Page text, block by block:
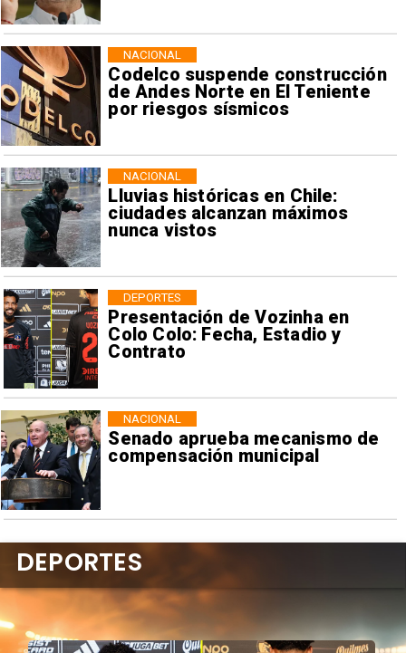
Codelco suspende construcción
de Andes Norte en El Teniente
por riesgos sísmicos
NACIONAL
Lluvias históricas en Chile:
ciudades alcanzan máximos
nunca vistos
NACIONAL
Presentación de Vozinha en
Colo Colo: Fecha, Estadio y
Contrato
DEPORTES
Senado aprueba mecanismo de
compensación municipal
NACIONAL
DEPORTES